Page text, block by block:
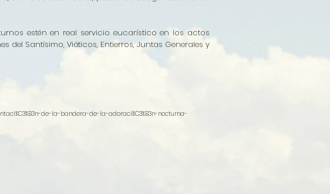
estén en real servicio eucarístico en los actos
Santísimo, Viáticos, Entierros, Juntas Generales y
de-la-bandera-de-la-adoraci%C3%B3n-nocturna-